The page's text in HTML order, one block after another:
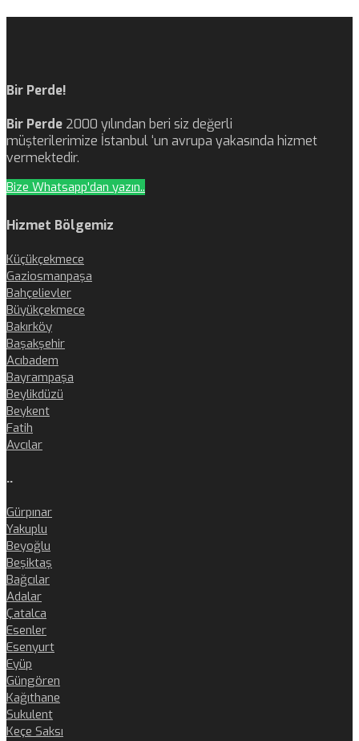
Bir Perde!
Bir Perde 2000 yılından beri siz değerli
müşterilerimize İstanbul ‘un avrupa yakasında hizmet
vermektedir.
Bize Whatsapp'dan yazın..
Hizmet Bölgemiz
Küçükçekmece
Gaziosmanpaşa
Bahçelievler
Büyükçekmece
Bakırköy
Başakşehir
Acıbadem
Bayrampaşa
Beylikdüzü
Beykent
Fatih
Avcılar
..
Gürpınar
Yakuplu
Beyoğlu
Beşiktaş
Bağcılar
Adalar
Çatalca
Esenler
Esenyurt
Eyüp
Güngören
Kağıthane
Sukulent
Keçe Saksı